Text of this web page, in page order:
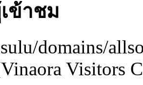
ข้าชม
domains/
Visitors